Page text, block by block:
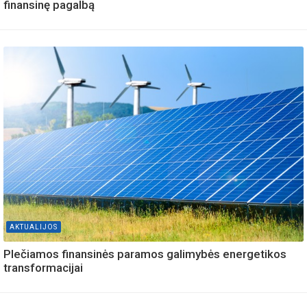
finansinę pagalbą
AKTUALIJOS
Plečiamos finansinės paramos galimybės energetikos
transformacijai